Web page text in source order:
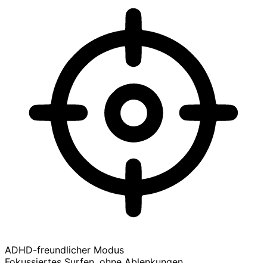
ADHD-freundlicher Modus